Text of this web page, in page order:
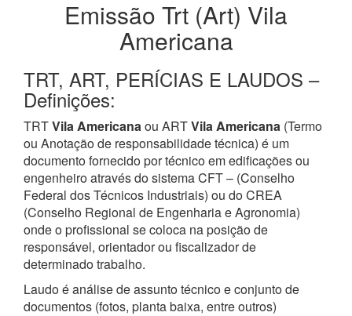
Emissão Trt (Art) Vila
Americana
TRT, ART, PERÍCIAS E LAUDOS –
Definições:
TRTVila Americanaou ARTVila Americana (Termo
ou Anotação de responsabilidade técnica) é um
documento fornecido por técnico em edificações ou
engenheiro através do sistema CFT – (Conselho
Federal dos Técnicos Industriais) ou do CREA
(Conselho Regional de Engenharia e Agronomia)
onde o profissional se coloca na posição de
responsável, orientador ou fiscalizador de
determinado trabalho.
Laudo é análise de assunto técnico e conjunto de
documentos (fotos, planta baixa, entre outros)